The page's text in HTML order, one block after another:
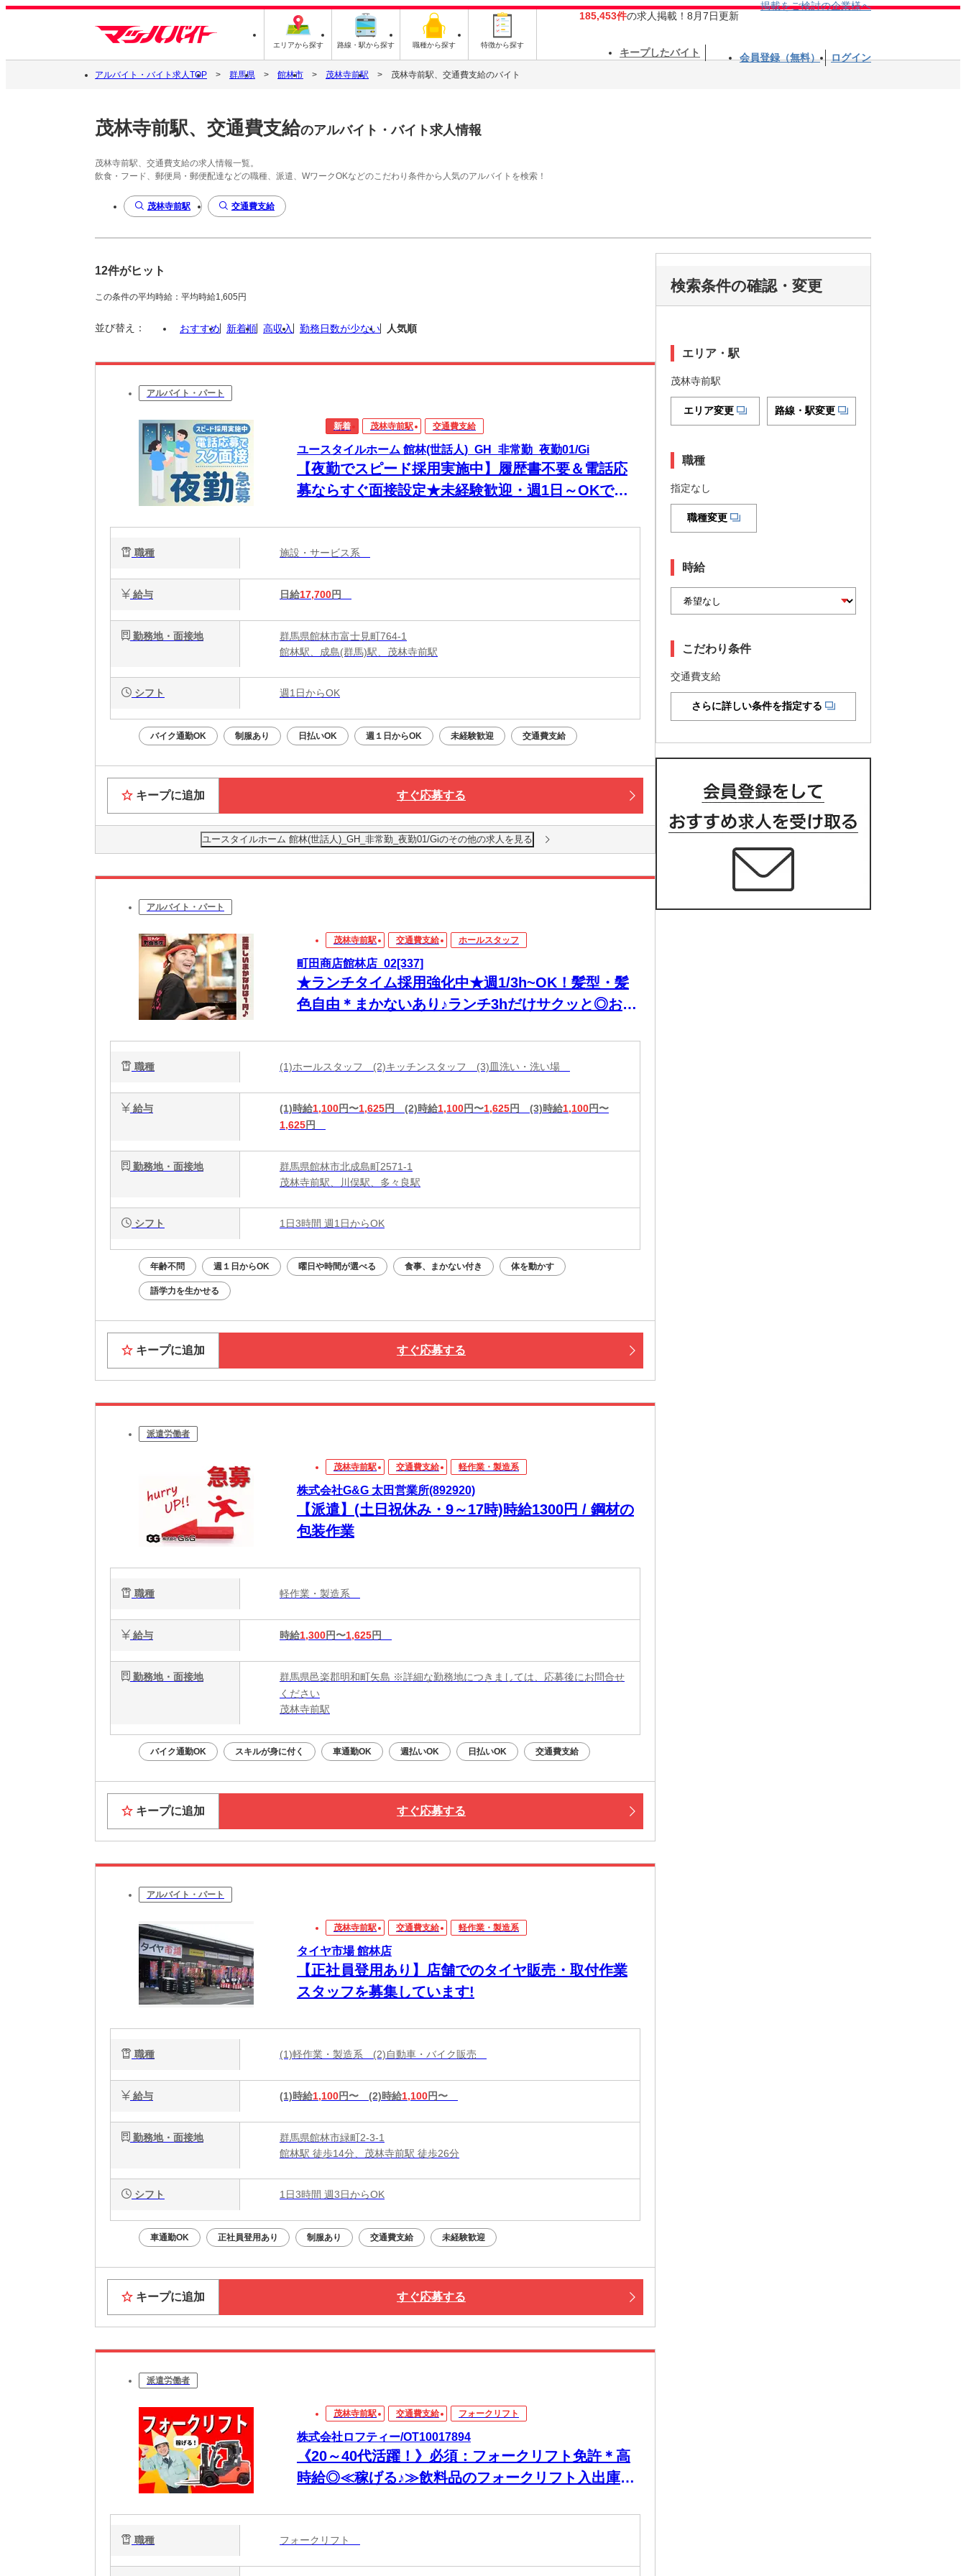
エリアから探す 路線・駅から探す 職種から探す 特徴から探す
185,453件の求人掲載！8月7日更新
掲載をご検討の企業様へ
キープしたバイト 会員登録（無料） ログイン
アルバイト・バイト求人TOP 群馬県 館林市 茂林寺前駅 茂林寺前駅、交通費支給のバイト
茂林寺前駅、交通費支給のアルバイト・バイト求人情報
茂林寺前駅、交通費支給の求人情報一覧。
飲食・フード、郵便局・郵便配達などの職種、派遣、WワークOKなどのこだわり条件から人気のアルバイトを検索！
茂林寺前駅 交通費支給
12件がヒット
この条件の平均時給：平均時給1,605円
並び替え： おすすめ 新着順 高収入 勤務日数が少ない 人気順
アルバイト・パート
新着 茂林寺前駅 交通費支給
ユースタイルホーム 館林(世話人)_GH_非常勤_夜勤01/Gi
【夜勤でスピード採用実施中】履歴書不要＆電話応
募ならすぐ面接設定★未経験歓迎・週1日～OKで無
職種 施設・サービス系
給与 日給17,700円
勤務地・面接地
群馬県館林市富士見町764-1
館林駅、成島(群馬)駅、茂林寺前駅
シフト 週1日からOK
バイク通勤OK 制服あり 日払いOK 週１日からOK 未経験歓迎 交通費支給
キープに追加 すぐ応募する
ユースタイルホーム 館林(世話人)_GH_非常勤_夜勤01/Giのその他の求人を見る
アルバイト・パート
茂林寺前駅 交通費支給 ホールスタッフ
町田商店館林店_02[337]
★ランチタイム採用強化中★週1/3h~OK！髪型・髪
色自由＊まかないあり♪ランチ3hだけサクッと◎お昼
職種 (1)ホールスタッフ (2)キッチンスタッフ (3)皿洗い・洗い場
給与 (1)時給1,100円〜1,625円 (2)時給1,100円〜1,625円 (3)時給1,100円〜
1,625円
勤務地・面接地
群馬県館林市北成島町2571-1
茂林寺前駅、川俣駅、多々良駅
シフト 1日3時間 週1日からOK
年齢不問 週１日からOK 曜日や時間が選べる 食事、まかない付き 体を動かす
語学力を生かせる
キープに追加 すぐ応募する
派遣労働者
茂林寺前駅 交通費支給 軽作業・製造系
株式会社G&G 太田営業所(892920)
【派遣】(土日祝休み・9～17時)時給1300円 / 鋼材の
包装作業
職種 軽作業・製造系
給与 時給1,300円〜1,625円
勤務地・面接地
群馬県邑楽郡明和町矢島 ※詳細な勤務地につきましては、応募後にお問合せ
ください
茂林寺前駅
バイク通勤OK スキルが身に付く 車通勤OK 週払いOK 日払いOK 交通費支給
キープに追加 すぐ応募する
アルバイト・パート
茂林寺前駅 交通費支給 軽作業・製造系
タイヤ市場 館林店
【正社員登用あり】店舗でのタイヤ販売・取付作業
スタッフを募集しています!
職種 (1)軽作業・製造系 (2)自動車・バイク販売
給与 (1)時給1,100円〜 (2)時給1,100円〜
勤務地・面接地
群馬県館林市緑町2-3-1
館林駅 徒歩14分、茂林寺前駅 徒歩26分
シフト 1日3時間 週3日からOK
車通勤OK 正社員登用あり 制服あり 交通費支給 未経験歓迎
キープに追加 すぐ応募する
派遣労働者
茂林寺前駅 交通費支給 フォークリフト
株式会社ロフティー/OT10017894
《20～40代活躍！》必須：フォークリフト免許＊高
時給◎≪稼げる♪≫飲料品のフォークリフト入出庫作
職種 フォークリフト
検索条件の確認・変更
エリア・駅
茂林寺前駅
エリア変更 路線・駅変更
職種
指定なし
職種変更
時給
こだわり条件
交通費支給
さらに詳しい条件を指定する